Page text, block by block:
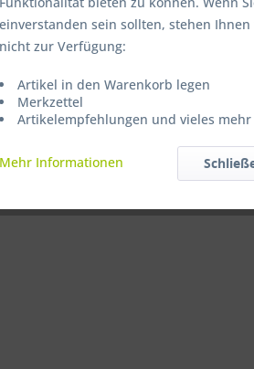
einverstanden sein sollten, stehen
nicht zur Verfügung:
Artikel in den Warenkorb legen
Merkzettel
Artikelempfehlungen und vieles mehr
Mehr Informationen